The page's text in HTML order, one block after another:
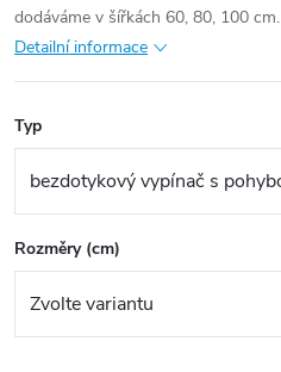
dodáváme v šířkách 60, 80, 100 cm.
Detailní informace
Typ
Rozměry (cm)